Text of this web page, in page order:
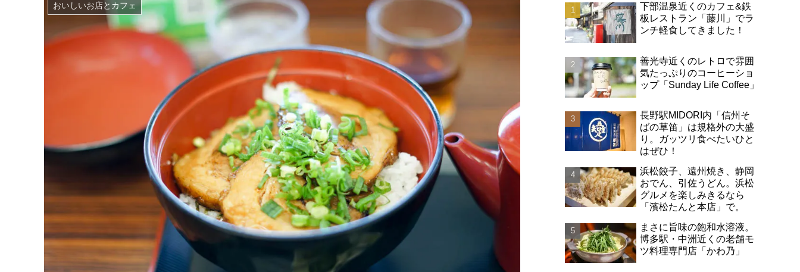
おいしいお店とカフェ
下部温泉近くのカフェ&鉄
板レストラン「藤川」でラ
ンチ軽食してきました！
善光寺近くのレトロで雰囲
気たっぷりのコーヒーショ
ップ「Sunday Life Coffee」
長野駅MIDORI内「信州そ
ばの草笛」は規格外の大盛
り。ガッツリ食べたいひと
はぜひ！
浜松餃子、遠州焼き、静岡
おでん、引佐うどん。浜松
グルメを楽しみきるなら
「濱松たんと本店」で。
まさに旨味の飽和水溶液。
博多駅・中洲近くの老舗モ
ツ料理専門店「かわ乃」